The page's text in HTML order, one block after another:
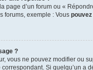
page d’un forum ou «
forums, exemple : Vous pouvez
?
vous ne pouvez modifier ou
Si quelqu’un a